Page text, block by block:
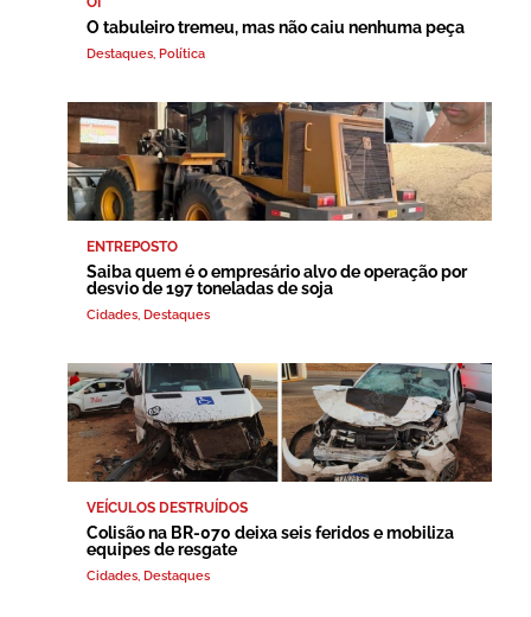
O tabuleiro tremeu, mas não caiu nenhuma peça
Destaques, Política
ENTREPOSTO
Saiba quem é o empresário alvo de operação por
desvio de 197 toneladas de soja
Cidades, Destaques
VEÍCULOS DESTRUÍDOS
Colisão na BR-070 deixa seis feridos e mobiliza
equipes de resgate
Cidades, Destaques